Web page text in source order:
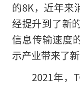
的8K，近年来
经提升到了新
信息传输速度
示产业带来了新
2021年，